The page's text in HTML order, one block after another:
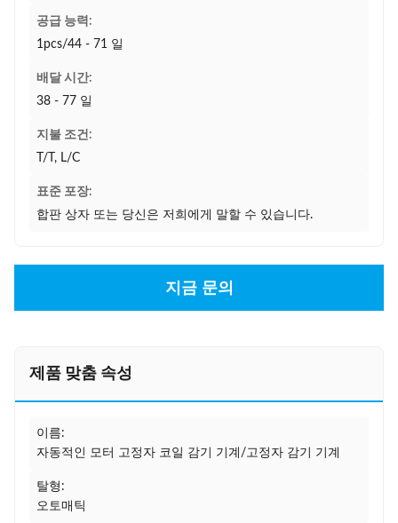
공급 능력:
1pcs/44 - 71 일
배달 시간:
38 - 77 일
지불 조건:
T/T, L/C
표준 포장:
합판 상자 또는 당신은 저희에게 말할 수 있습니다.
지금 문의
제품 맞춤 속성
이름:
자동적인 모터 고정자 코일 감기 기계/고정자 감기 기계
탈형:
오토매틱